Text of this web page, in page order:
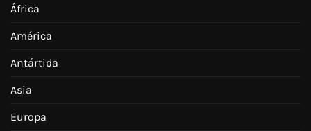
África
América
Antártida
Asia
Europa